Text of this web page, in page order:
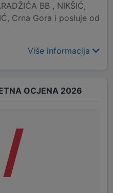
BB , NIKŠIĆ,
Crna Gora i posluje od
Više informacija
OCJENA 2026
/